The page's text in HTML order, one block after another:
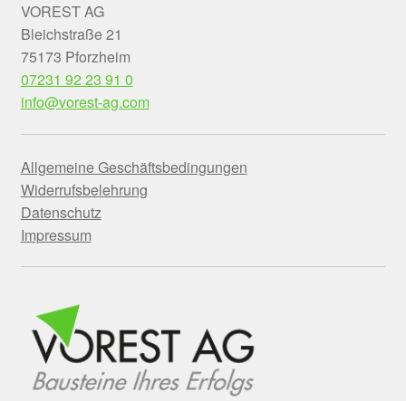
VOREST AG
Bleichstraße 21
75173 Pforzheim
07231 92 23 91 0
info@vorest-ag.com
Allgemeine Geschäftsbedingungen
Widerrufsbelehrung
Datenschutz
Impressum